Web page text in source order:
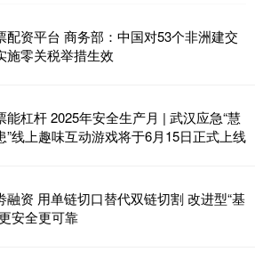
配资平台 商务部：中国对53个非洲建交
施零关税举措生效
能杠杆 2025年安全生产月 | 武汉应急“慧
”线上趣味互动游戏将于6月15日正式上线
融资 用单链切口替代双链切割 改进型“基
安全更可靠